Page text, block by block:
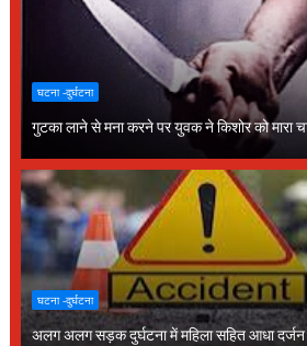
घटना -दुर्घटना
गुटका लाने से मना करने पर युवक ने किशोर को मारा
घटना -दुर्घटना
अलग अलग सड़क दुर्घटना में महिला सहित आधा